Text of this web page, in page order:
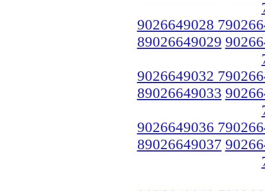
9026649028
89026649029
9026649032
89026649033
9026649036
89026649037